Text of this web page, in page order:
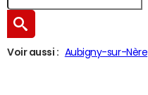
Voir aussi : Aubigny-sur-Nère